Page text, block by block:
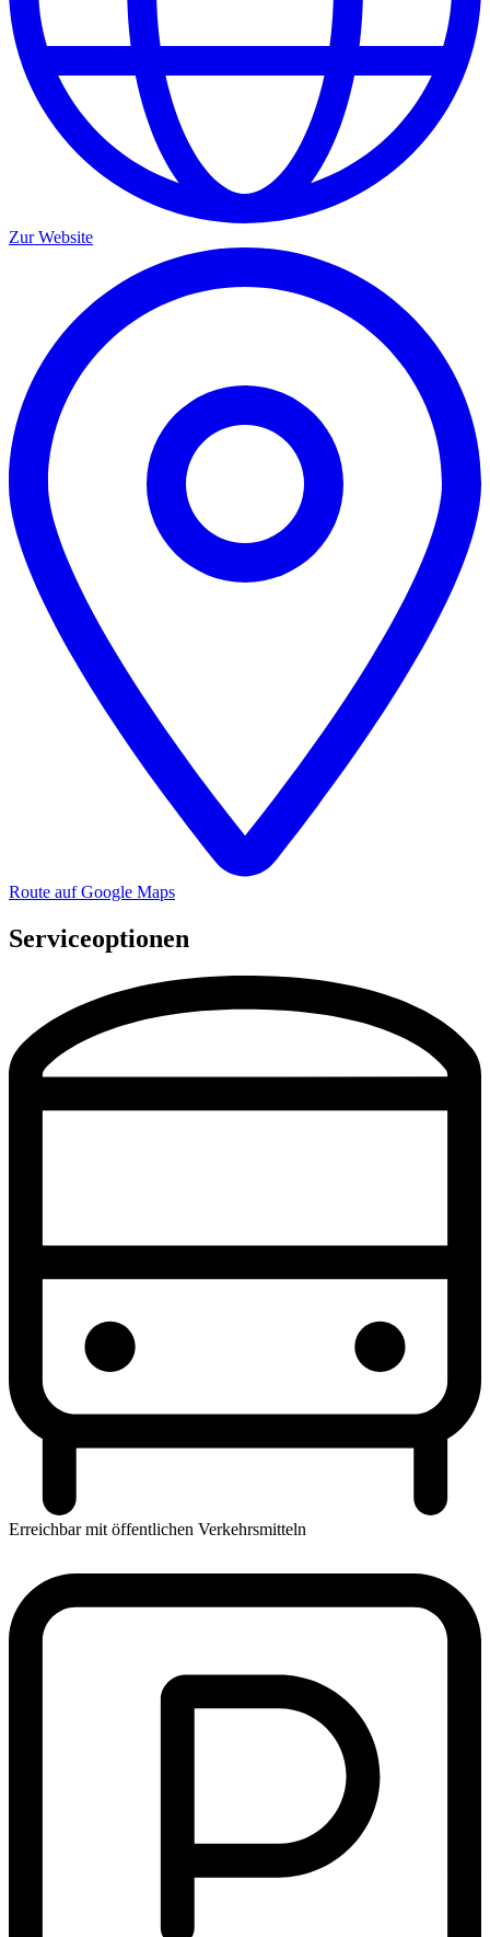
Zur Website
Route auf Google Maps
Serviceoptionen
Erreichbar mit öffentlichen Verkehrsmitteln